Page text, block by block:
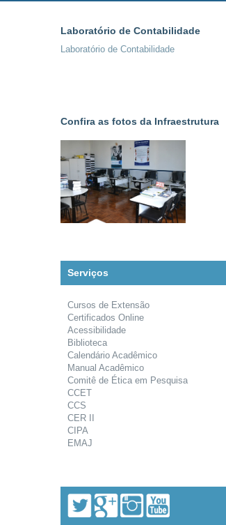
Laboratório de Contabilidade
Laboratório de Contabilidade
Confira as fotos da Infraestrutura
Serviços
Cursos de Extensão
Certificados Online
Acessibilidade
Biblioteca
Calendário Acadêmico
Manual Acadêmico
Comitê de Ética em Pesquisa
CCET
CCS
CER II
CIPA
EMAJ